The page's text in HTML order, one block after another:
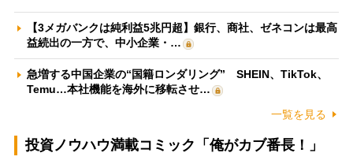
【3メガバンクは純利益5兆円超】銀行、商社、ゼネコンは最高
益続出の一方で、中小企業・…
急増する中国企業の“国籍ロンダリング” SHEIN、TikTok、
Temu…本社機能を海外に移転させ…
一覧を見る
投資ノウハウ満載コミック「俺がカブ番長！」